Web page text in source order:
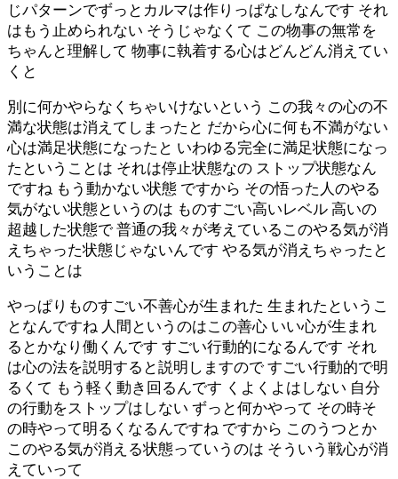
じパターンでずっとカルマは作りっぱなしなんです それ
はもう止められない そうじゃなくて この物事の無常を
ちゃんと理解して 物事に執着する心はどんどん消えてい
くと
別に何かやらなくちゃいけないという この我々の心の不
満な状態は消えてしまったと だから心に何も不満がない
心は満足状態になったと いわゆる完全に満足状態になっ
たということは それは停止状態なの ストップ状態なん
ですね もう動かない状態 ですから その悟った人のやる
気がない状態というのは ものすごい高いレベル 高いの
超越した状態で 普通の我々が考えているこのやる気が消
えちゃった状態じゃないんです やる気が消えちゃったと
いうことは
やっぱりものすごい不善心が生まれた 生まれたというこ
となんですね 人間というのはこの善心 いい心が生まれ
るとかなり働くんです すごい行動的になるんです それ
は心の法を説明すると説明しますので すごい行動的で明
るくて もう軽く動き回るんです くよくよはしない 自分
の行動をストップはしない ずっと何かやって その時そ
の時やって明るくなるんですね ですから このうつとか
このやる気が消える状態っていうのは そういう戦心が消
えていって